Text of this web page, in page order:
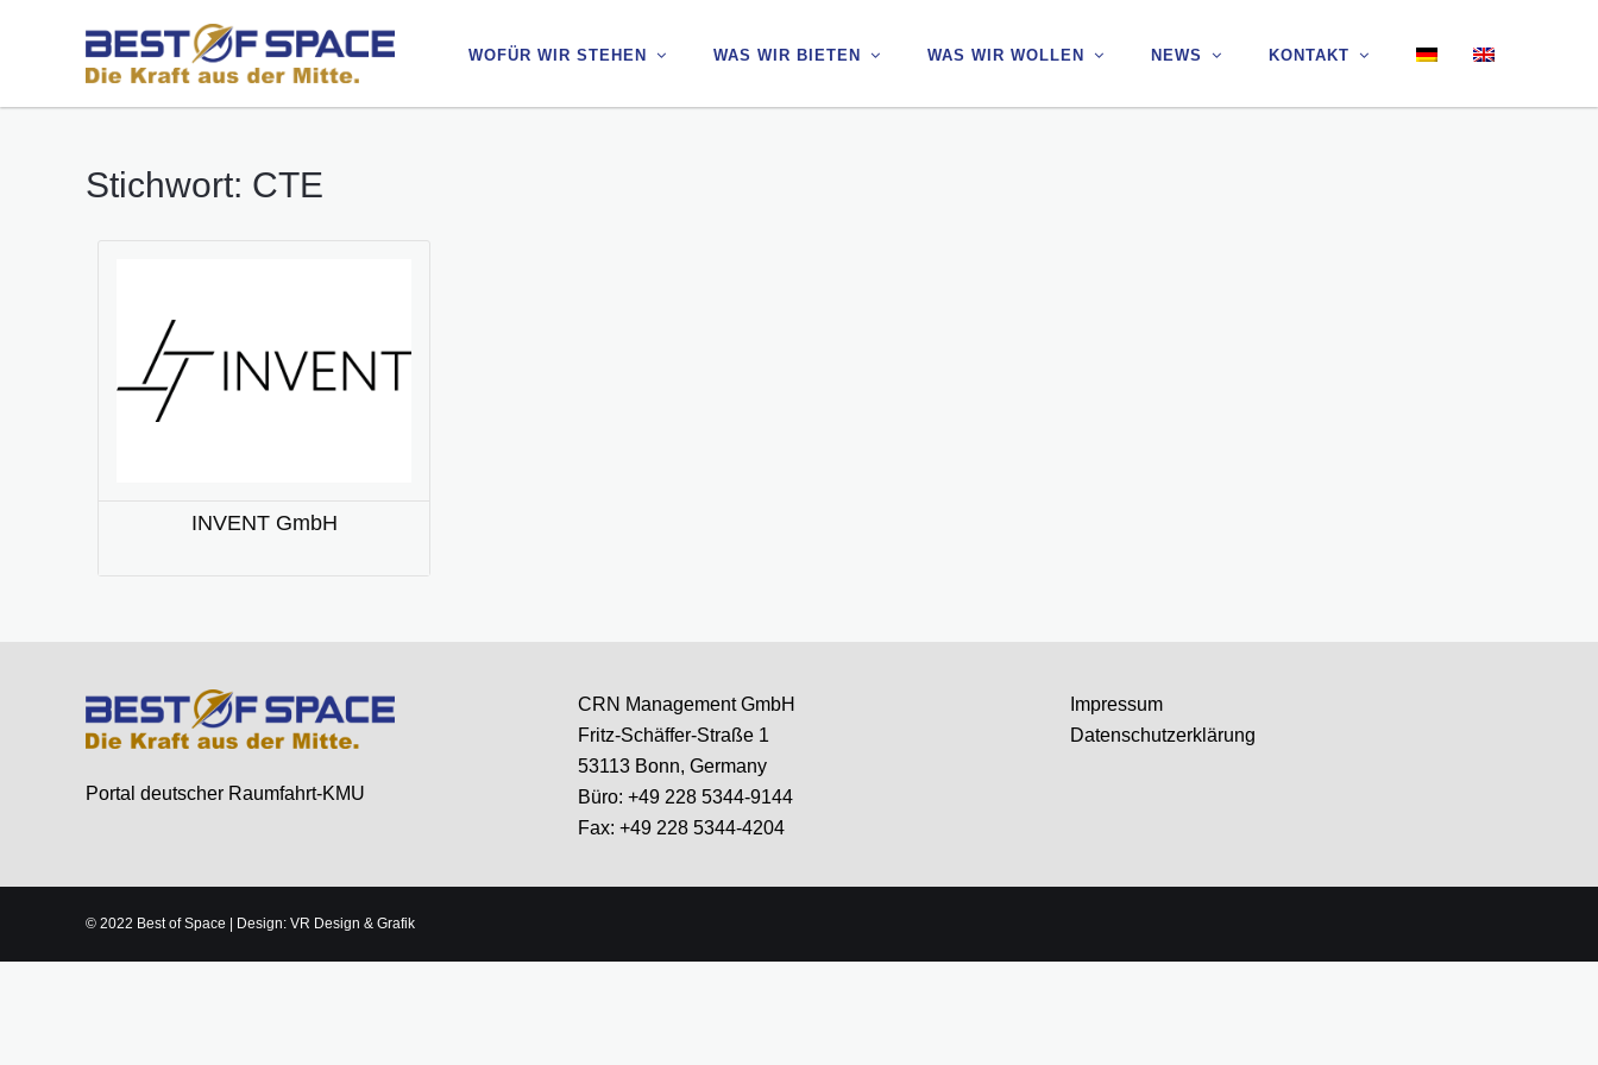
WOFÜR WIR STEHEN WAS WIR BIETEN WAS WIR WOLLEN NEWS KONTAKT
WOFÜR WIR STEHEN WAS WIR BIETEN WAS WIR WOLLEN NEWS KONTAKT
Stichwort: CTE
INVENT GmbH
Portal deutscher Raumfahrt-KMU
CRN Management GmbH
Fritz-Schäffer-Straße 1
53113 Bonn, Germany
Büro: +49 228 5344-9144
Fax: +49 228 5344-4204
Impressum
Datenschutzerklärung
© 2022 Best of Space | Design: VR Design & Grafik